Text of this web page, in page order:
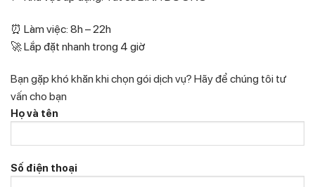
⏰ Làm việc: 8h – 22h
🚀 Lắp đặt nhanh trong 4 giờ
Bạn gặp khó khăn khi chọn gói dịch vụ? Hãy để chúng tôi tư
vấn cho bạn
Họ và tên
Số điện thoại